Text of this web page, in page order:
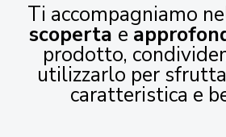
Ti accompagniamo
scoperta e
prodotto,
utilizzarlo per
caratteristica e